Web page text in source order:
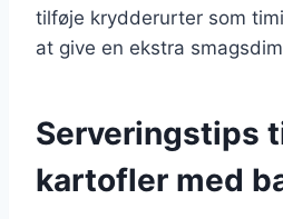
tilføje krydderurter som
at give en ekstra
Serveringstips
kartofler med